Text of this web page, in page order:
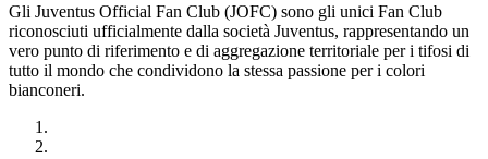
Gli Juventus Official Fan Club (JOFC) sono gli unici Fan Club
riconosciuti ufficialmente dalla società Juventus, rappresentando un
vero punto di riferimento e di aggregazione territoriale per i tifosi di
tutto il mondo che condividono la stessa passione per i colori
bianconeri.